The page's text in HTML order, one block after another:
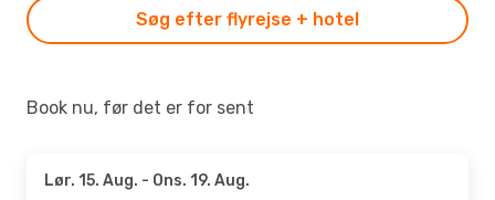
Søg efter flyrejse + hotel
Book nu, før det er for sent
Lør. 15. Aug. - Ons. 19. Aug.